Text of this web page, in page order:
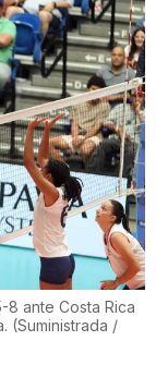
ante Costa Rica
(Suministrada /